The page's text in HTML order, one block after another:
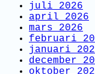
juli 2026
april 2026
mars 2026
februari
januari
december
oktober